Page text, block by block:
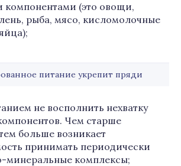
компонентами (это овощи,
рыба, мясо, кисломолочные
питание укрепит пряди
не восполнить нехватку
Чем старше
больше возникает
принимать периодически
минеральные комплексы;